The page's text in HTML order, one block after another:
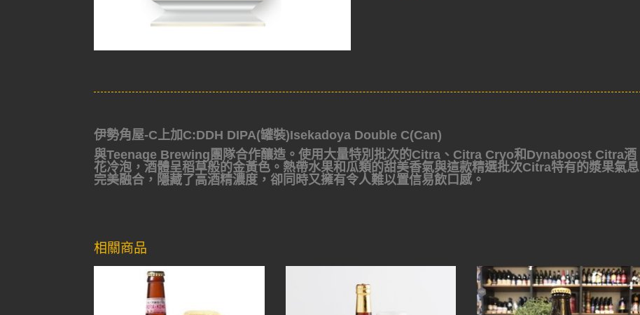
伊勢角屋-C上加C:DDH DIPA(罐裝)Isekadoya Double C(Can)
與Teenage Brewing團隊合作釀造。使用大量特別批次的Citra、Citra Cryo和Dynaboost Citra酒
花冷泡，酒體呈稻草般的金黃色。熱帶水果和瓜類的甜美香氣與這款精選批次Citra特有的漿果氣息
完美融合，隱藏了高酒精濃度，卻同時又擁有令人難以置信易飲口感。
相關商品